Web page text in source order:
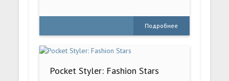
Подробнее
Pocket Styler: Fashion Stars